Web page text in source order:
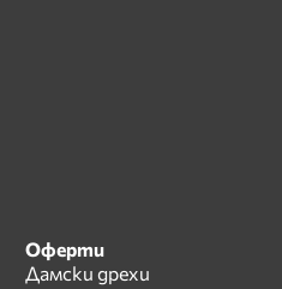
Оферти
Дамски дрехи